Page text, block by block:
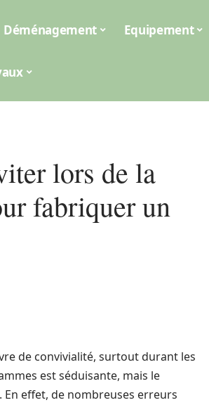
Déménagement Equipement
lors de la
fabriquer un
de convivialité, surtout durant les
est séduisante, mais le
effet, de nombreuses erreurs